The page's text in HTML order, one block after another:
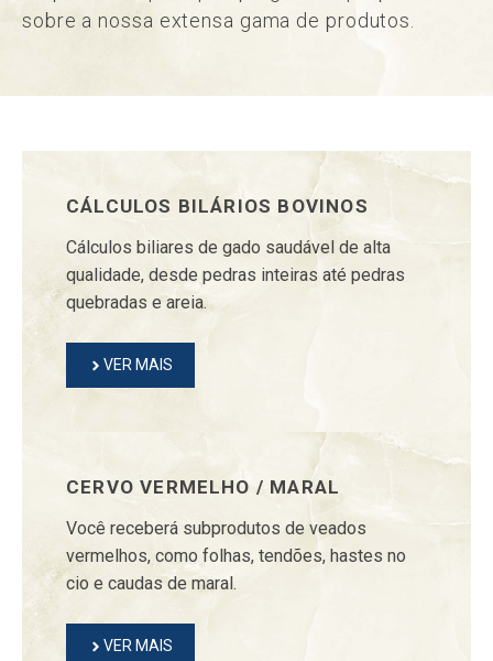
sobre a nossa extensa gama de produtos.
CÁLCULOS BILÁRIOS BOVINOS
Cálculos biliares de gado saudável de alta
qualidade, desde pedras inteiras até pedras
quebradas e areia.
VER MAIS
CERVO VERMELHO / MARAL
Você receberá subprodutos de veados
vermelhos, como folhas, tendões, hastes no
cio e caudas de maral.
VER MAIS